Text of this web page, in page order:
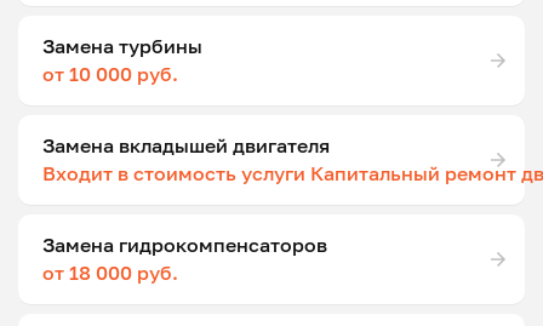
Замена турбины
от 10 000 руб.
Замена вкладышей двигателя
Входит в стоимость услуги Капитальный ремонт
Замена гидрокомпенсаторов
от 18 000 руб.